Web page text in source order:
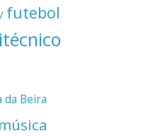
futebol
Beira
música